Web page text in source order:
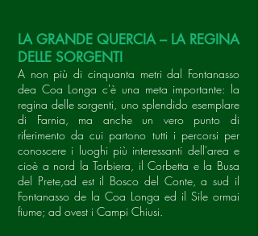
LA GRANDE QUERCIA – LA REGINA
DELLE SORGENTI
A non più di cinquanta metri dal Fontanasso
dea Coa Longa c'è una meta importante: la
regina delle sorgenti, uno splendido esemplare
di Farnia, ma anche un vero punto di
riferimento da cui partono tutti i percorsi per
conoscere i luoghi più interessanti dell'area e
cioè a nord la Torbiera, il Corbetta e la Busa
del Prete,ad est il Bosco del Conte, a sud il
Fontanasso de la Coa Longa ed il Sile ormai
fiume; ad ovest i Campi Chiusi.